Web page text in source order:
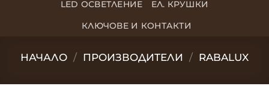
LED ОСВЕТЛЕНИЕ ЕЛ. КРУШКИ
КЛЮЧОВЕ И КОНТАКТИ
НАЧАЛО / ПРОИЗВОДИТЕЛИ / RABALUX